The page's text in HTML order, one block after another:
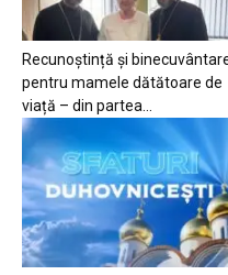
Recunoștință și
pentru mamele dătătoare de
viață – din partea...